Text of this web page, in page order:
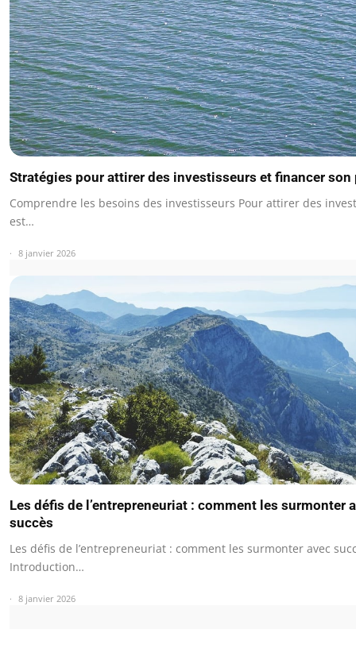
Stratégies pour attirer des investisseurs et financer son
Comprendre les besoins des investisseurs Pour attirer des
est…
8 janvier 2026
Les défis de l’entrepreneuriat : comment les surmonter
succès
Les défis de l’entrepreneuriat : comment les surmonter avec
Introduction…
8 janvier 2026